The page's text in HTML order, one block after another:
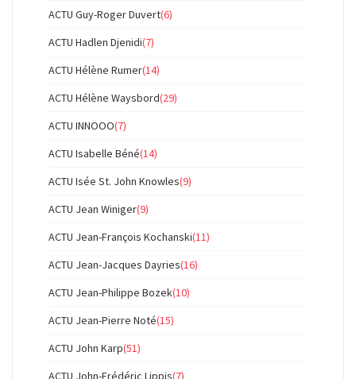
ACTU Guy-Roger Duvert(6)
ACTU Hadlen Djenidi(7)
ACTU Hélène Rumer(14)
ACTU Hélène Waysbord(29)
ACTU INNOOO(7)
ACTU Isabelle Béné(14)
ACTU Isée St. John Knowles(9)
ACTU Jean Winiger(9)
ACTU Jean-François Kochanski(11)
ACTU Jean-Jacques Dayries(16)
ACTU Jean-Philippe Bozek(10)
ACTU Jean-Pierre Noté(15)
ACTU John Karp(51)
ACTU John-Frédéric Lippis(7)